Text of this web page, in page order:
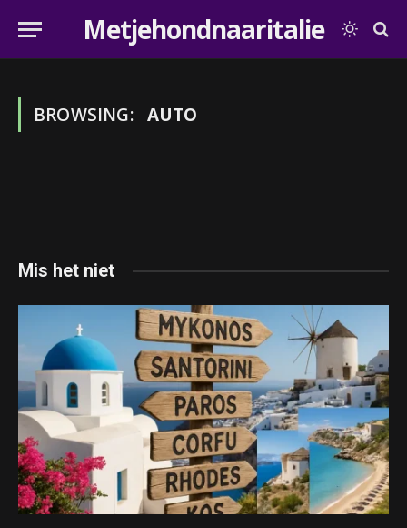
Metjehondnaaritalie
BROWSING: AUTO
Mis het niet